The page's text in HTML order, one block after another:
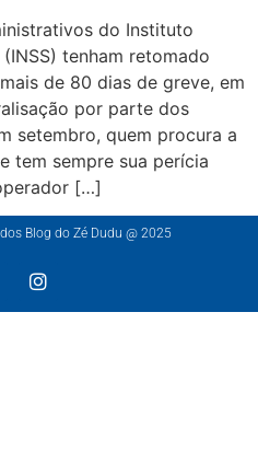
do Instituto
tenham retomado
de 80 dias de greve, em
por parte dos
setembro, quem procura a
tem sempre sua perícia
[…]
Blog do Zé Dudu @ 2025